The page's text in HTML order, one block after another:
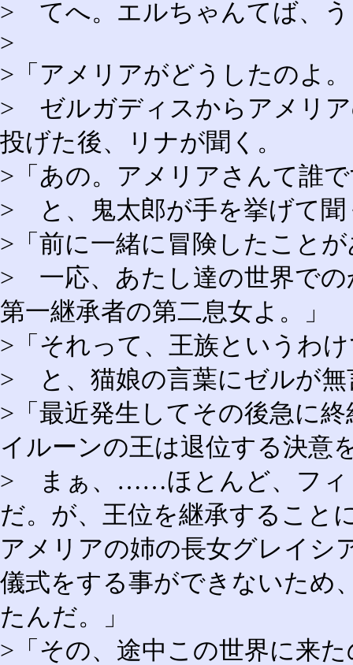
> てへ。エルちゃんてば、
>
>「アメリアがどうしたのよ
> ゼルガディスからアメリ
投げた後、リナが聞く。
>「あの。アメリアさんて誰
> と、鬼太郎が手を挙げて聞
>「前に一緒に冒険したこと
> 一応、あたし達の世界での
第一継承者の第二息女よ。」
>「それって、王族というわ
> と、猫娘の言葉にゼルが無
>「最近発生してその後急に
イルーンの王は退位する決意
> まぁ、……ほとんど、フィ
だ。が、王位を継承すること
アメリアの姉の長女グレイシ
儀式をする事ができないため
たんだ。」
>「その、途中この世界に来